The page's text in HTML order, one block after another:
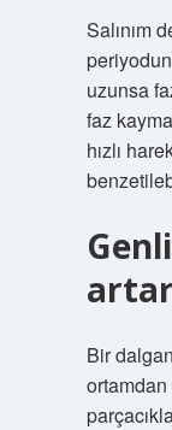
Salınım
uzunsa
faz
hızlı
artar
Bir
ortamdan